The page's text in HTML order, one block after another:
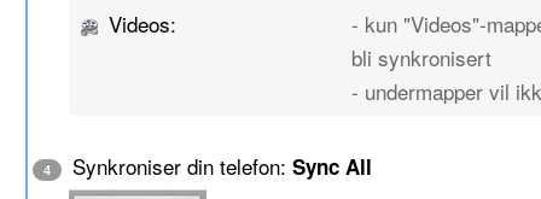
Videos:
- kun "Videos"-
bli synkronisert
- undermapper vil
4 Synkroniser din telefon:Sync All